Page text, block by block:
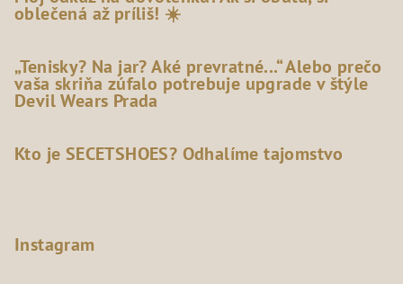
oblečená až príliš! ☀️
„Tenisky? Na jar? Aké prevratné...“ Alebo prečo
vaša skriňa zúfalo potrebuje upgrade v štýle
Devil Wears Prada
Kto je SECETSHOES? Odhalíme tajomstvo
Instagram